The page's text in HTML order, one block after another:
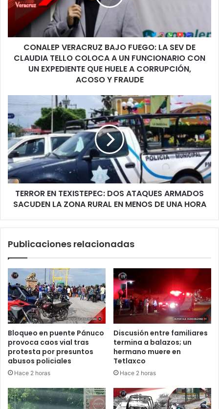
SEV
CLAUDIA
TELLO
COLOCA
UN
EXPEDIENTE
QUE
HUELE
A
CORRUPCIÓN,
ACOSO
Y
FRAUDE
CONALEP VERACRUZ BAJO FUEGO: LA SEV DE
CLAUDIA TELLO COLOCA A UN FUNCIONARIO CON
UN EXPEDIENTE QUE HUELE A CORRUPCIÓN,
ACOSO Y FRAUDE
TEXISTEPEC:
DOS
ATAQUES
ARMADOS
SACUDEN
LA
ZONA
RURAL
EN
HORA
TERROR EN TEXISTEPEC: DOS ATAQUES ARMADOS
SACUDEN LA ZONA RURAL EN MENOS DE UNA HORA
Publicaciones relacionadas
Bloqueo en puente Pánuco
provoca caos vial tras
protesta por presuntos
abusos policiales
Hace 2 horas
Discusión entre familiares
termina a balazos; un
hermano muere en
Tetlaxco
Hace 2 horas